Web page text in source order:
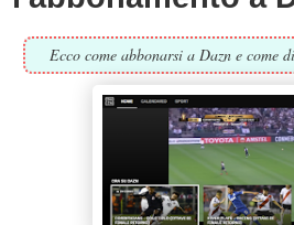
Ecco come abbonarsi a Dazn e come